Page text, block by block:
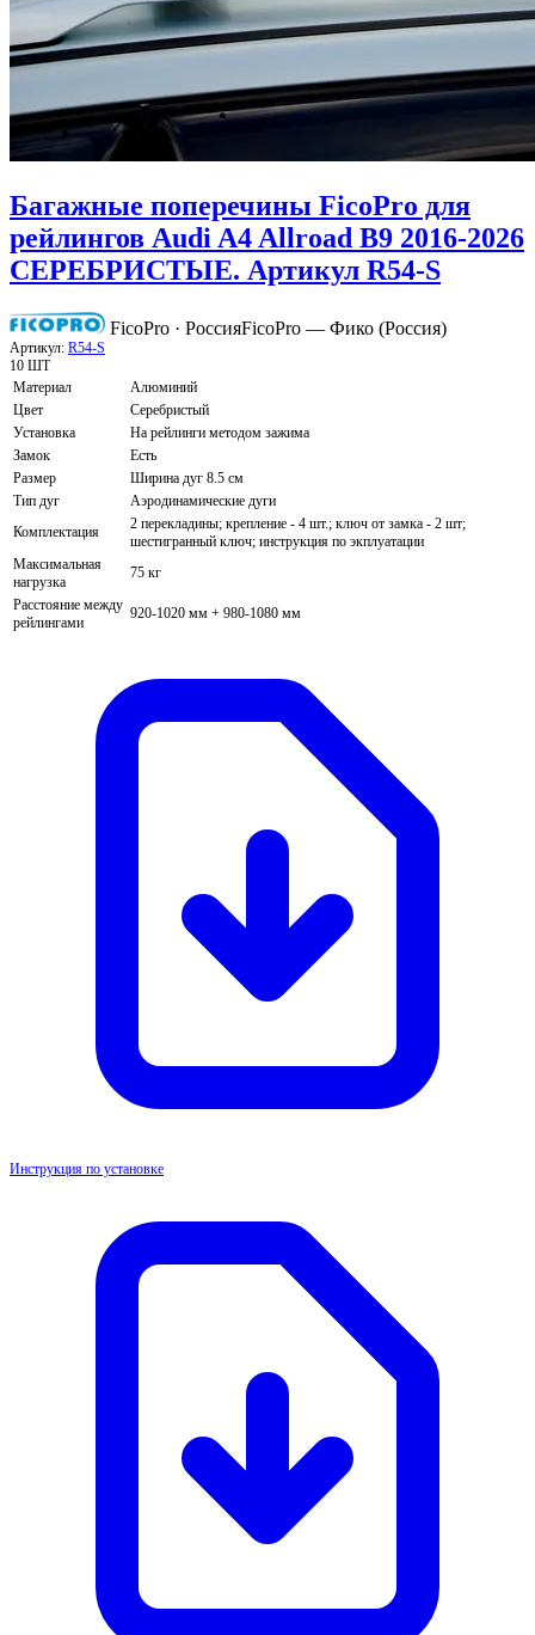
Багажные поперечины FicoPro для
рейлингов Audi A4 Allroad B9 2016-2026
СЕРЕБРИСТЫЕ. Артикул R54-S
FicoPro · РоссияFicoPro — Фико (Россия)
Артикул: R54-S
10 ШТ
Материал
Алюминий
Цвет
Серебристый
Установка
На рейлинги методом зажима
Замок
Есть
Размер
Ширина дуг 8.5 см
Тип дуг
Аэродинамические дуги
Комплектация
2 перекладины; крепление - 4 шт.; ключ от замка - 2 шт;
шестигранный ключ; инструкция по экплуатации
Максимальная
нагрузка
75 кг
Расстояние между
рейлингами
920-1020 мм + 980-1080 мм
Инструкция по установке